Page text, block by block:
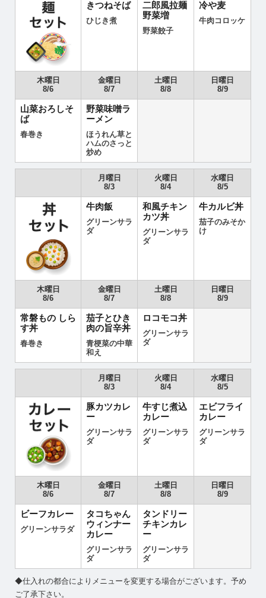
きつねそば
ひじき煮
二郎風拉麺
野菜増
野菜餃子
冷や麦
牛肉コロッケ
木曜日
8/6
金曜日
8/7
土曜日
8/8
日曜日
8/9
山菜おろしそ
ば
春巻き
野菜味噌ラ
ーメン
ほうれん草と
ハムのさっと
炒め
月曜日
8/3
火曜日
8/4
水曜日
8/5
牛肉飯
グリーンサラ
ダ
和風チキン
カツ丼
グリーンサラ
ダ
牛カルビ丼
茄子のみそか
け
木曜日
8/6
金曜日
8/7
土曜日
8/8
日曜日
8/9
常磐もの しら
す丼
春巻き
茄子とひき
肉の旨辛丼
青梗菜の中華
和え
ロコモコ丼
グリーンサラ
ダ
月曜日
8/3
火曜日
8/4
水曜日
8/5
豚カツカレ
ー
グリーンサラ
ダ
牛すじ煮込
カレー
グリーンサラ
ダ
エビフライ
カレー
グリーンサラ
ダ
木曜日
8/6
金曜日
8/7
土曜日
8/8
日曜日
8/9
ビーフカレー
グリーンサラダ
タコちゃん
ウィンナー
カレー
グリーンサラ
ダ
タンドリー
チキンカレ
ー
グリーンサラ
ダ
◆仕入れの都合によりメニューを変更する場合がございます。予め
ご了承下さい。